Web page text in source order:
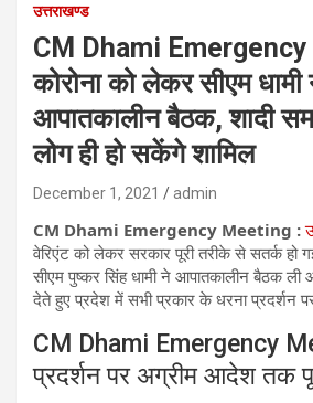
उत्तराखण्ड
CM Dhami
कोरोना को लेकर सीएम धामी
आपातकालीन बैठक, शादी
लोग ही हो सकेंगे शामिल
December 1, 2021 admin
CM Dhami Emergency Meeting :
वेरिएंट को लेकर सरकार पूरी तरीके से सतर्क हो
सीएम पुष्कर सिंह धामी ने आपातकालीन बैठक
देते हुए प्रदेश में सभी प्रकार के धरना प्रदर्शन
CM Dhami Emergency
प्रदर्शन पर अग्रीम आदेश तक